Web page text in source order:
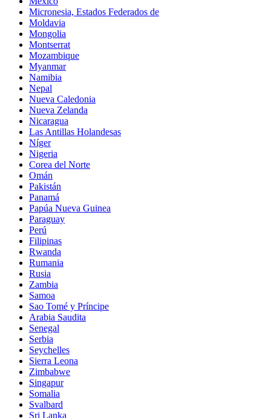
Micronesia, Estados Federados de
Moldavia
Mongolia
Montserrat
Mozambique
Myanmar
Namibia
Nepal
Nueva Caledonia
Nueva Zelanda
Nicaragua
Las Antillas Holandesas
Níger
Nigeria
Corea del Norte
Omán
Pakistán
Panamá
Papúa Nueva Guinea
Paraguay
Perú
Filipinas
Rwanda
Rumania
Rusia
Zambia
Samoa
Sao Tomé y Príncipe
Arabia Saudita
Senegal
Serbia
Seychelles
Sierra Leona
Zimbabwe
Singapur
Somalia
Svalbard
Sri Lanka